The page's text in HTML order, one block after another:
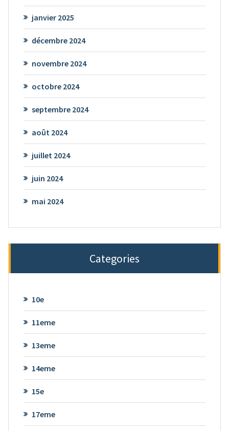
janvier 2025
décembre 2024
novembre 2024
octobre 2024
septembre 2024
août 2024
juillet 2024
juin 2024
mai 2024
Categories
10e
11eme
13eme
14eme
15e
17eme